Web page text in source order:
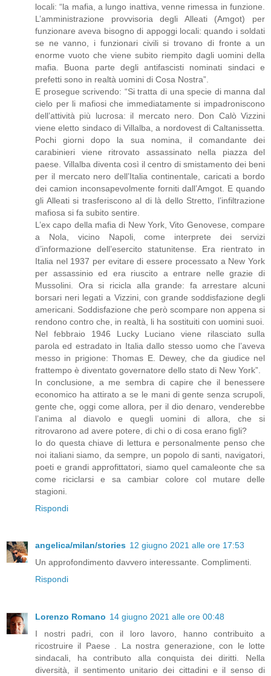
locali: “la mafia, a lungo inattiva, venne rimessa in funzione.
L’amministrazione provvisoria degli Alleati (Amgot) per
funzionare aveva bisogno di appoggi locali: quando i soldati
se ne vanno, i funzionari civili si trovano di fronte a un
enorme vuoto che viene subito riempito dagli uomini della
mafia. Buona parte degli antifascisti nominati sindaci e
prefetti sono in realtà uomini di Cosa Nostra”.
E prosegue scrivendo: “Si tratta di una specie di manna dal
cielo per li mafiosi che immediatamente si impadroniscono
dell’attività più lucrosa: il mercato nero. Don Calò Vizzini
viene eletto sindaco di Villalba, a nordovest di Caltanissetta.
Pochi giorni dopo la sua nomina, il comandante dei
carabinieri viene ritrovato assassinato nella piazza del
paese. Villalba diventa così il centro di smistamento dei beni
per il mercato nero dell’Italia continentale, caricati a bordo
dei camion inconsapevolmente forniti dall’Amgot. E quando
gli Alleati si trasferiscono al di là dello Stretto, l’infiltrazione
mafiosa si fa subito sentire.
L’ex capo della mafia di New York, Vito Genovese, compare
a Nola, vicino Napoli, come interprete dei servizi
d’informazione dell’esercito statunitense. Era rientrato in
Italia nel 1937 per evitare di essere processato a New York
per assassinio ed era riuscito a entrare nelle grazie di
Mussolini. Ora si ricicla alla grande: fa arrestare alcuni
borsari neri legati a Vizzini, con grande soddisfazione degli
americani. Soddisfazione che però scompare non appena si
rendono contro che, in realtà, li ha sostituiti con uomini suoi.
Nel febbraio 1946 Lucky Luciano viene rilasciato sulla
parola ed estradato in Italia dallo stesso uomo che l’aveva
messo in prigione: Thomas E. Dewey, che da giudice nel
frattempo è diventato governatore dello stato di New York”.
In conclusione, a me sembra di capire che il benessere
economico ha attirato a se le mani di gente senza scrupoli,
gente che, oggi come allora, per il dio denaro, venderebbe
l’anima al diavolo e quegli uomini di allora, che si
ritrovarono ad avere potere, di chi o di cosa erano figli?
Io do questa chiave di lettura e personalmente penso che
noi italiani siamo, da sempre, un popolo di santi, navigatori,
poeti e grandi approfittatori, siamo quel camaleonte che sa
come riciclarsi e sa cambiar colore col mutare delle
stagioni.
Rispondi
angelica/milan/stories 12 giugno 2021 alle ore 17:53
Un approfondimento davvero interessante. Complimenti.
Rispondi
Lorenzo Romano 14 giugno 2021 alle ore 00:48
I nostri padri, con il loro lavoro, hanno contribuito a
ricostruire il Paese . La nostra generazione, con le lotte
sindacali, ha contributo alla conquista dei diritti. Nella
diversità, il sentimento unitario dei cittadini e il senso di